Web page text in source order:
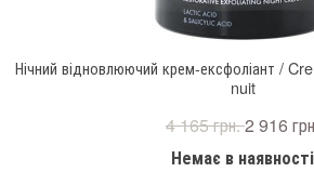
Нічний відновлюючий крем-ексфоліант /
nuit
4 165 грн.2 916
Немає в наявності